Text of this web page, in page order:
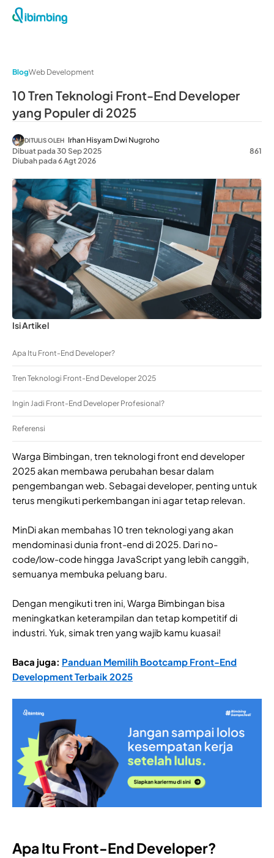
BlogWeb Development
10 Tren Teknologi Front-End Developer
yang Populer di 2025
DITULIS OLEH Irhan Hisyam Dwi Nugroho
Dibuat pada 30 Sep 2025
Diubah pada 6 Agt 2026
861
Isi Artikel
Apa Itu Front-End Developer?
Tren Teknologi Front-End Developer 2025
Ingin Jadi Front-End Developer Profesional?
Referensi
Warga Bimbingan, tren teknologi front end developer
2025 akan membawa perubahan besar dalam
pengembangan web. Sebagai developer, penting untuk
terus mengikuti perkembangan ini agar tetap relevan.
MinDi akan membahas 10 tren teknologi yang akan
mendominasi dunia front-end di 2025. Dari no-
code/low-code hingga JavaScript yang lebih canggih,
semuanya membuka peluang baru.
Dengan mengikuti tren ini, Warga Bimbingan bisa
meningkatkan keterampilan dan tetap kompetitif di
industri. Yuk, simak tren yang wajib kamu kuasai!
Baca juga: Panduan Memilih Bootcamp Front-End
Development Terbaik 2025
Apa Itu Front-End Developer?